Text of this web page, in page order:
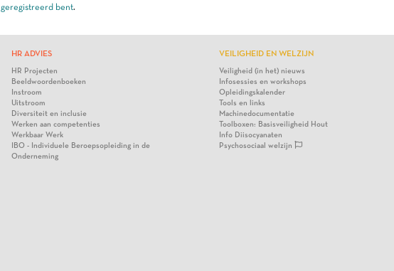
geregistreerd bent.
HR ADVIES
HR Projecten
Beeldwoordenboeken
Instroom
Uitstroom
Diversiteit en inclusie
Werken aan competenties
Werkbaar Werk
IBO - Individuele Beroepsopleiding in de
Onderneming
VEILIGHEID EN WELZIJN
Veiligheid (in het) nieuws
Infosessies en workshops
Opleidingskalender
Tools en links
Machinedocumentatie
Toolboxen: Basisveiligheid Hout
Info Diisocyanaten
Psychosociaal welzijn